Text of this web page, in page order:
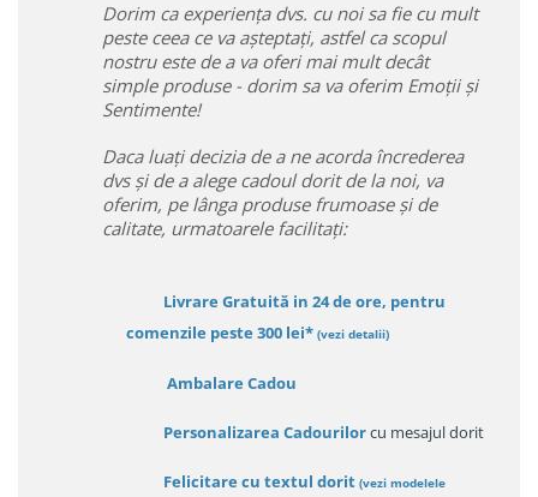
Dorim ca experiența dvs. cu noi sa fie cu mult
peste ceea ce va așteptați, astfel ca scopul
nostru este de a va oferi mai mult decât
simple produse - dorim sa va oferim Emoții și
Sentimente!
Daca luați decizia de a ne acorda încrederea
dvs și de a alege cadoul dorit de la noi, va
oferim, pe lânga produse frumoase și de
calitate, urmatoarele facilitați:
Livrare Gratuită in 24 de ore, pentru
comenzile peste 300 lei* (vezi detalii)
Ambalare Cadou
Personalizarea Cadourilorcu mesajul dorit
Felicitare cu textul dorit (vezi modelele